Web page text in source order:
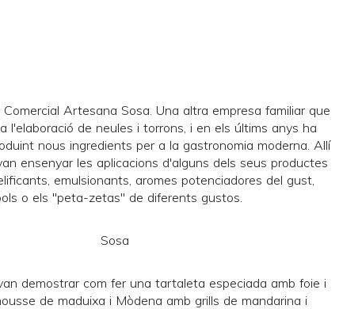
Artesana Sosa. Una altra empresa familiar que
l'elaboració de neules i torrons, i en els últims anys ha
nous ingredients per a la gastronomia moderna. Allí
ensenyar les aplicacions d'alguns dels seus productes
emulsionants, aromes potenciadores del gust,
o els "peta-zetas" de diferents gustos.
demostrar com fer una tartaleta especiada amb foie i
de maduixa i Mòdena amb grills de mandarina i